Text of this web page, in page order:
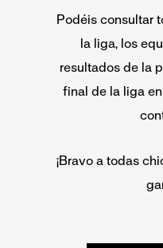
Podéis consultar
la liga, los
resultados de la
final de la liga
¡Bravo a todas